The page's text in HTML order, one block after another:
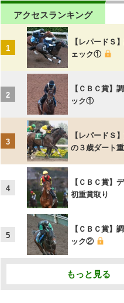
アクセスランキング
1
【レパードＳ
ェック①
2
【ＣＢＣ賞】
ック①
3
【レパードＳ
の３歳ダート
4
【ＣＢＣ賞】
初重賞取り
5
【ＣＢＣ賞】
ック②
もっと見る